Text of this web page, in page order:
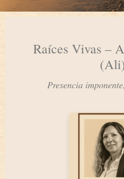
Raíces Vivas –
Presencia